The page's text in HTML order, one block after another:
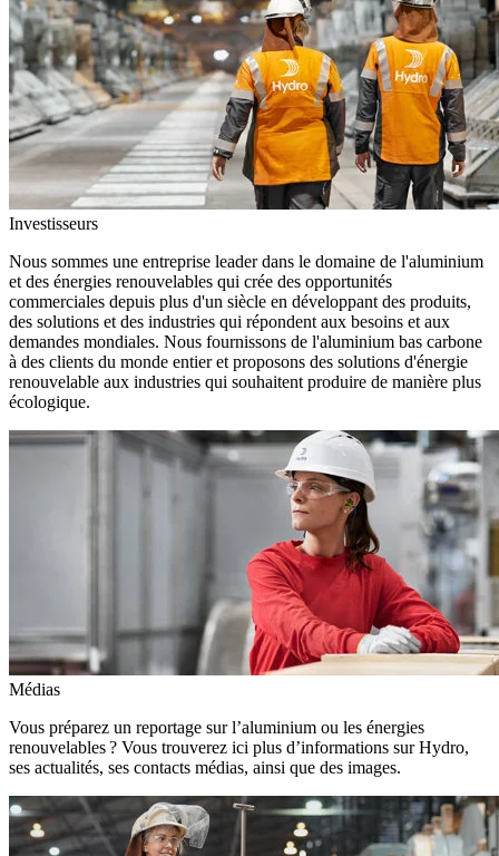
Investisseurs
Nous sommes une entreprise leader dans le domaine de l'aluminium
et des énergies renouvelables qui crée des opportunités
commerciales depuis plus d'un siècle en développant des produits,
des solutions et des industries qui répondent aux besoins et aux
demandes mondiales. Nous fournissons de l'aluminium bas carbone
à des clients du monde entier et proposons des solutions d'énergie
renouvelable aux industries qui souhaitent produire de manière plus
écologique.
Médias
Vous préparez un reportage sur l’aluminium ou les énergies
renouvelables ? Vous trouverez ici plus d’informations sur Hydro,
ses actualités, ses contacts médias, ainsi que des images.